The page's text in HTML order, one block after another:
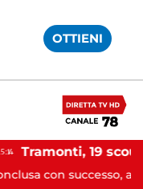
OTTIENI
successo, alle prime